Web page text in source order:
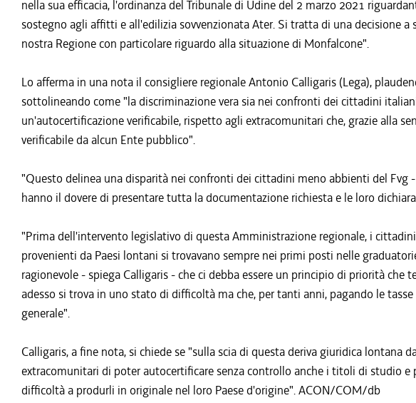
nella sua efficacia, l'ordinanza del Tribunale di Udine del 2 marzo 2021
sostegno agli affitti e all'edilizia sovvenzionata Ater. Si tratta di una decisione
nostra Regione con particolare riguardo alla situazione di Monfalcone".
Lo afferma in una nota il consigliere regionale Antonio Calligaris (Lega),
sottolineando come "la discriminazione vera sia nei confronti dei cittadini
un'autocertificazione verificabile, rispetto agli extracomunitari che, grazie alla
verificabile da alcun Ente pubblico".
"Questo delinea una disparità nei confronti dei cittadini meno abbienti del Fvg
hanno il dovere di presentare tutta la documentazione richiesta e le loro
"Prima dell'intervento legislativo di questa Amministrazione regionale, i
provenienti da Paesi lontani si trovavano sempre nei primi posti nelle
ragionevole - spiega Calligaris - che ci debba essere un principio di priorità che
adesso si trova in uno stato di difficoltà ma che, per tanti anni, pagando le
generale".
Calligaris, a fine nota, si chiede se "sulla scia di questa deriva giuridica lontana
extracomunitari di poter autocertificare senza controllo anche i titoli di studio e
difficoltà a produrli in originale nel loro Paese d'origine". ACON/COM/db